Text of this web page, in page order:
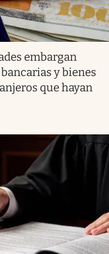
embargan
y bienes
que hayan